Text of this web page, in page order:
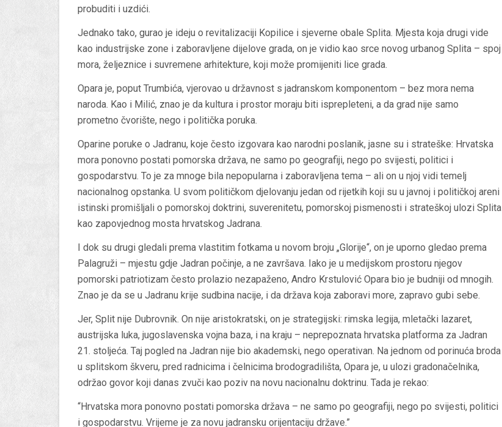
probuditi i uzdići.
Jednako tako, gurao je ideju o revitalizaciji Kopilice i sjeverne obale Splita. Mjesta koja drugi vide
kao industrijske zone i zaboravljene dijelove grada, on je vidio kao srce novog urbanog Splita – spoj
mora, željeznice i suvremene arhitekture, koji može promijeniti lice grada.
Opara je, poput Trumbića, vjerovao u državnost s jadranskom komponentom – bez mora nema
naroda. Kao i Milić, znao je da kultura i prostor moraju biti isprepleteni, a da grad nije samo
prometno čvorište, nego i politička poruka.
Oparine poruke o Jadranu, koje često izgovara kao narodni poslanik, jasne su i strateške: Hrvatska
mora ponovno postati pomorska država, ne samo po geografiji, nego po svijesti, politici i
gospodarstvu. To je za mnoge bila nepopularna i zaboravljena tema – ali on u njoj vidi temelj
nacionalnog opstanka. U svom političkom djelovanju jedan od rijetkih koji su u javnoj i političkoj areni
istinski promišljali o pomorskoj doktrini, suverenitetu, pomorskoj pismenosti i strateškoj ulozi Splita
kao zapovjednog mosta hrvatskog Jadrana.
I dok su drugi gledali prema vlastitim fotkama u novom broju „Glorije“, on je uporno gledao prema
Palagruži – mjestu gdje Jadran počinje, a ne završava. Iako je u medijskom prostoru njegov
pomorski patriotizam često prolazio nezapaženo, Andro Krstulović Opara bio je budniji od mnogih.
Znao je da se u Jadranu krije sudbina nacije, i da država koja zaboravi more, zapravo gubi sebe.
Jer, Split nije Dubrovnik. On nije aristokratski, on je strategijski: rimska legija, mletački lazaret,
austrijska luka, jugoslavenska vojna baza, i na kraju – neprepoznata hrvatska platforma za Jadran
21. stoljeća. Taj pogled na Jadran nije bio akademski, nego operativan. Na jednom od porinuća broda
u splitskom škveru, pred radnicima i čelnicima brodogradilišta, Opara je, u ulozi gradonačelnika,
održao govor koji danas zvuči kao poziv na novu nacionalnu doktrinu. Tada je rekao:
“Hrvatska mora ponovno postati pomorska država – ne samo po geografiji, nego po svijesti, politici
i gospodarstvu. Vrijeme je za novu jadransku orijentaciju države.”